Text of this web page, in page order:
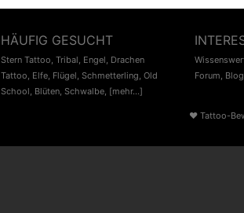
HÄUFIG GESUCHT
Stern Tattoo, Tribal, Engel, Drachen
Tattoo, Elfe, Flügel, Schmetterling, Old
School, Blüten, Schwalbe, [mehr...]
Forum, Blog
♥ Tattoo-